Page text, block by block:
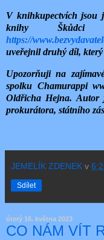
V knihkupectvích jsou
knihy
https://
uveřejnil druhý díl, který
Upozorňuji na
spolku Chamurappi
Oldřicha Hejna. Autor
prokurátora, státního
JEMELÍK ZDENEK v
Sdílet
úterý 16. května 2023
CO NÁM VÍT